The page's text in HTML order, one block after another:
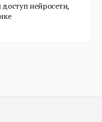
нейросети,